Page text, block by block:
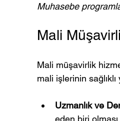
Muhasebe
Mali
Mali müşavirlik
mali işlerinin
Uzmanlık ve
eden biri